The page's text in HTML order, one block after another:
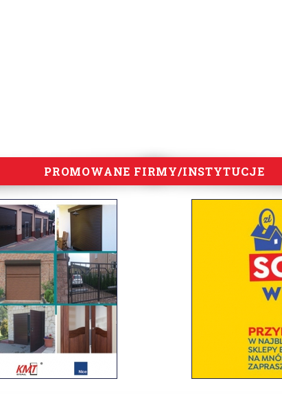
PROMOWANE FIRMY/INSTYTUCJE